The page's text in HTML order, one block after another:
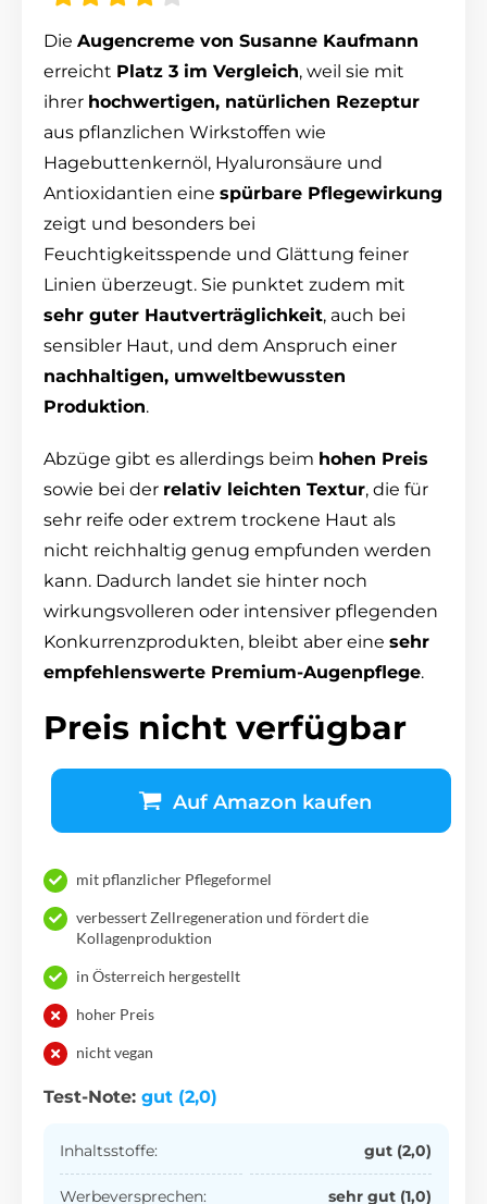
Die Augencreme von Susanne Kaufmann
erreicht Platz 3 im Vergleich, weil sie mit
ihrer hochwertigen, natürlichen Rezeptur
aus pflanzlichen Wirkstoffen wie
Hagebuttenkernöl, Hyaluronsäure und
Antioxidantien eine spürbare Pflegewirkung
zeigt und besonders bei
Feuchtigkeitsspende und Glättung feiner
Linien überzeugt. Sie punktet zudem mit
sehr guter Hautverträglichkeit, auch bei
sensibler Haut, und dem Anspruch einer
nachhaltigen, umweltbewussten
Produktion.
Abzüge gibt es allerdings beim hohen Preis
sowie bei der relativ leichten Textur, die für
sehr reife oder extrem trockene Haut als
nicht reichhaltig genug empfunden werden
kann. Dadurch landet sie hinter noch
wirkungsvolleren oder intensiver pflegenden
Konkurrenzprodukten, bleibt aber eine sehr
empfehlenswerte Premium-Augenpflege.
Preis nicht verfügbar
Auf Amazon kaufen
mit pflanzlicher Pflegeformel
verbessert Zellregeneration und fördert die
Kollagenproduktion
in Österreich hergestellt
hoher Preis
nicht vegan
Test-Note: gut (2,0)
Inhaltsstoffe: gut (2,0)
Werbeversprechen: sehr gut (1,0)